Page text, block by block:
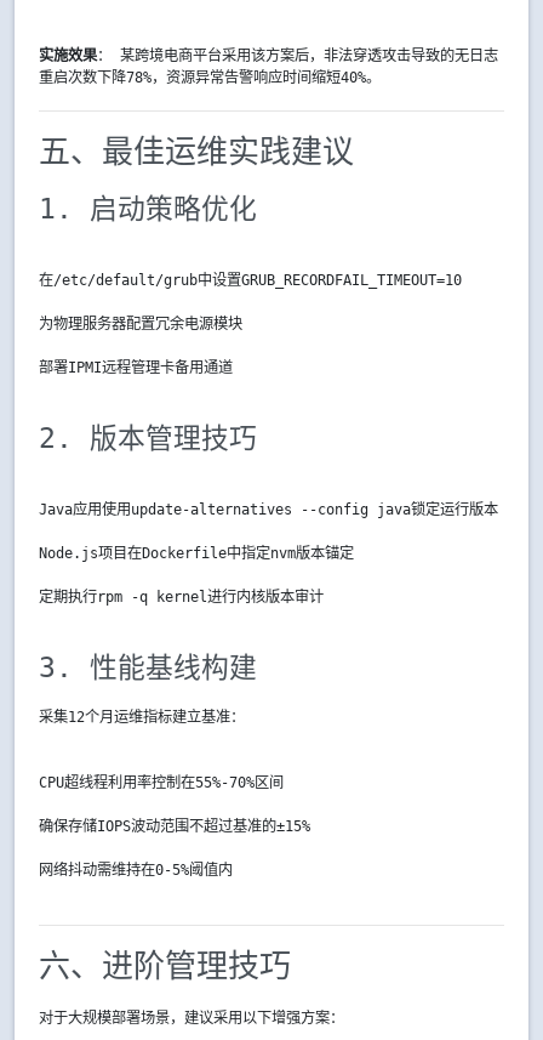
实施效果： 某跨境电商平台采用该方案后，非法穿透攻击导致的无日志
重启次数下降78%，资源异常告警响应时间缩短40%。
五、最佳运维实践建议
1. 启动策略优化
在/etc/default/grub中设置GRUB_RECORDFAIL_TIMEOUT=10
为物理服务器配置冗余电源模块
部署IPMI远程管理卡备用通道
2. 版本管理技巧
Java应用使用 update-alternatives --config java锁定运行版本
Node.js项目在Dockerfile中指定nvm版本锚定
定期执行rpm -q kernel进行内核版本审计
3. 性能基线构建
采集12个月运维指标建立基准：
CPU超线程利用率控制在55%-70%区间
确保存储IOPS波动范围不超过基准的±15%
网络抖动需维持在0-5%阈值内
六、进阶管理技巧
对于大规模部署场景，建议采用以下增强方案：